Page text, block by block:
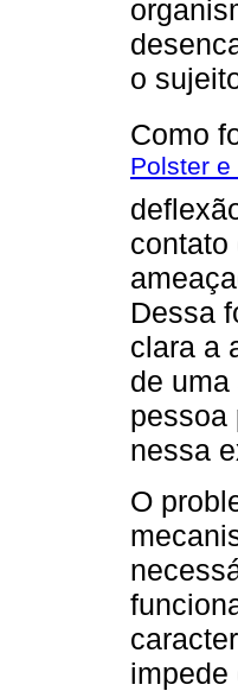
o
Como
Polster e
contato
Dessa
clara a
de
pessoa
nessa
O
impede